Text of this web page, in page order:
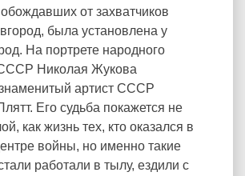
от захватчиков
была установлена у
На портрете народного
Николая Жукова
артист СССР
Его судьба покажется не
как жизнь тех, кто оказался в
войны, но именно такие
работали в тылу, ездили с